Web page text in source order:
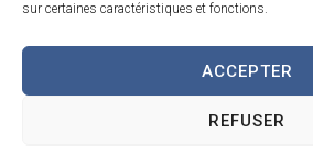
sur certaines caractéristiques et fonctions.
ACCEPTER
REFUSER
Accessibilité Contact
Traitement de